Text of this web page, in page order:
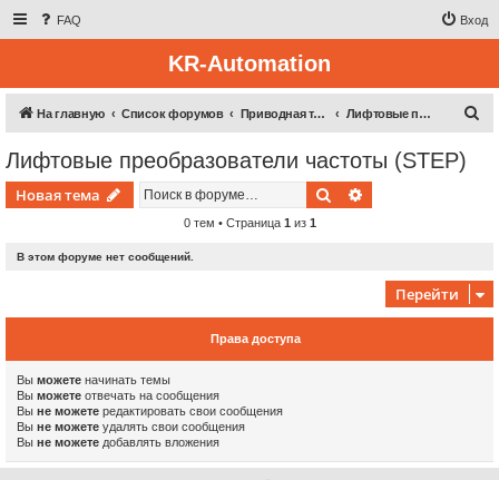
FAQ Вход
KR-Automation
На главную Список форумов Приводная техника Лифтовые преобразователи частоты (STEP)
Лифтовые преобразователи частоты (STEP)
Новая тема Поиск
0 тем • Страница 1 из 1
В этом форуме нет сообщений.
Перейти
Права доступа
Вы можете начинать темы
Вы можете отвечать на сообщения
Вы не можете редактировать свои сообщения
Вы не можете удалять свои сообщения
Вы не можете добавлять вложения